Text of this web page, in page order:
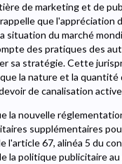
de marketing et de
que
situation du marché
des pratiques des
sa stratégie. Cette
la nature et la
de canalisation
la nouvelle
supplémentaires
l'article 67, alinéa 5 du
la politique publicitaire